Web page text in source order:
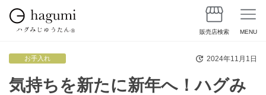
販売店検索 MENU
気持ちを新たに新年へ！ハグみ
お手入れ 2024年11月1日